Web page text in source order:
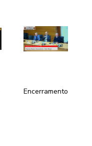
Encerramento